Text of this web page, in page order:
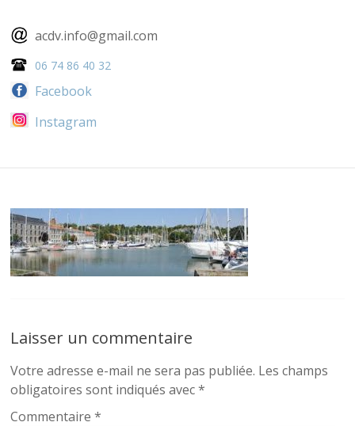
acdv.info@gmail.com
06 74 86 40 32
Facebook
Instagram
Laisser un commentaire
Votre adresse e-mail ne sera pas publiée. Les champs
obligatoires sont indiqués avec*
Commentaire*